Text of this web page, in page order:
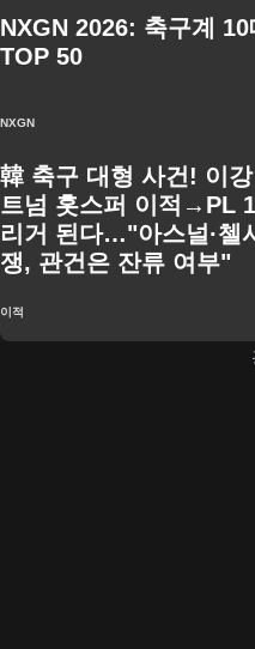
NXGN 2026: 축구계
TOP 50
NXGN
韓 축구 대형 사건! 이
트넘 홋스퍼 이적→PL
리거 된다…"아스널·첼
쟁, 관건은 잔류 여부"
이적